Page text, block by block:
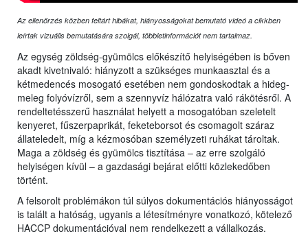
Az ellenőrzés közben feltárt hibákat, hiányosságokat bemutató videó a cikkben
leírtak vizuális bemutatására szolgál, többletinformációt nem tartalmaz.
Az egység zöldség-gyümölcs előkészítő helyiségében is bőven
akadt kivetnivaló: hiányzott a szükséges munkaasztal és a
kétmedencés mosogató esetében nem gondoskodtak a hideg-
meleg folyóvízről, sem a szennyvíz hálózatra való rákötésről. A
rendeltetésszerű használat helyett a mosogatóban szeletelt
kenyeret, fűszerpaprikát, feketeborsot és csomagolt száraz
állateledelt, míg a kézmosóban személyzeti ruhákat tároltak.
Maga a zöldség és gyümölcs tisztítása – az erre szolgáló
helyiségen kívül – a gazdasági bejárat előtti közlekedőben
történt.
A felsorolt problémákon túl súlyos dokumentációs hiányosságot
is talált a hatóság, ugyanis a létesítményre vonatkozó, kötelező
HACCP dokumentációval nem rendelkezett a vállalkozás.